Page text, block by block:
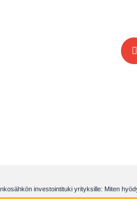
investointituki yrityksille: Miten